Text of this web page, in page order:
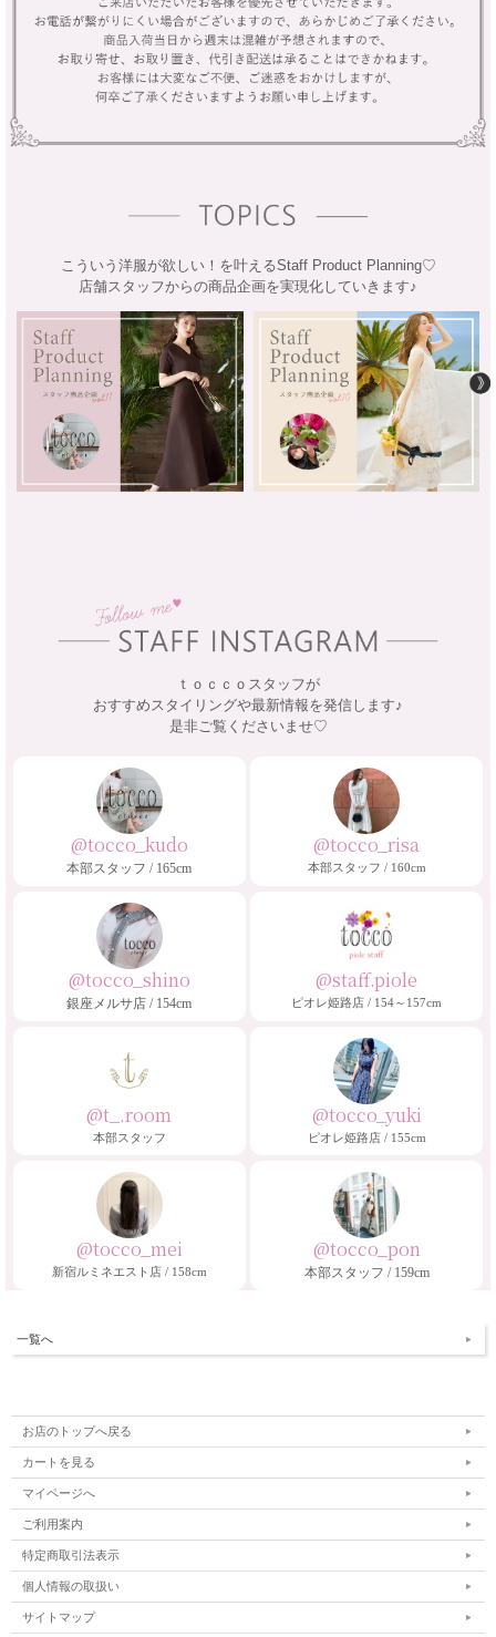
こういう洋服が欲しい！を叶えるStaff Product Planning♡
店舗スタッフからの商品企画を実現化していきます♪
ｔｏｃｃｏスタッフが
おすすめスタイリングや最新情報を発信します♪
是非ご覧くださいませ♡
@tocco_kudo
本部スタッフ / 165cm
@tocco_risa
本部スタッフ / 160cm
@tocco_shino
銀座メルサ店 / 154cm
@staff.piole
ピオレ姫路店 / 154～157cm
@t_.room
本部スタッフ
@tocco_yuki
ピオレ姫路店 / 155cm
@tocco_mei
新宿ルミネエスト店 / 158cm
@tocco_pon
本部スタッフ / 159cm
一覧へ
お店のトップへ戻る
カートを見る
マイページへ
ご利用案内
特定商取引法表示
個人情報の取扱い
サイトマップ